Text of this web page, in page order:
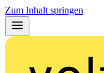
Zum Inhalt springen